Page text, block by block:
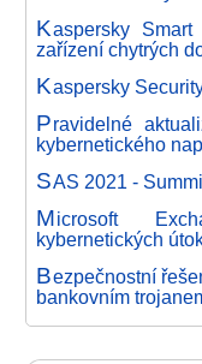
Kaspersky
zařízení chytrých
Kaspersky
Pravidelné
kybernetického
SAS 2021 -
Microsoft
kybernetických
Bezpečnostní
bankovním